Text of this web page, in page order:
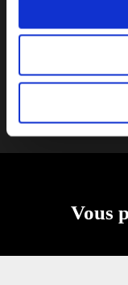
Explorez la
Vous